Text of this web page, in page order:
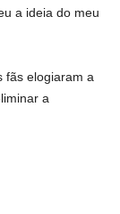
a ideia do meu
fãs elogiaram a
a